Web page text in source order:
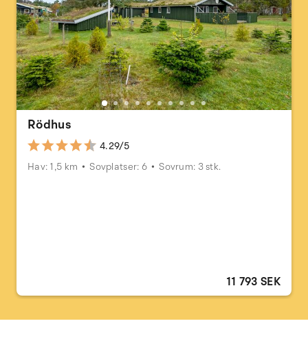
Rödhus
4.29/5
Hav: 1,5 km
Sovplatser: 6 Sovrum: 3 stk.
11 793 SEK